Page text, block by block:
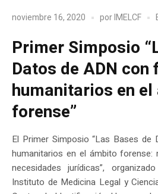
noviembre 16, 2020 porIMELCF
Primer Simposio
Datos de ADN con
humanitarios en
forense”
El Primer Simposio “Las Bases de
humanitarios en el ámbito forense:
necesidades jurídicas”,
Instituto de Medicina Legal y